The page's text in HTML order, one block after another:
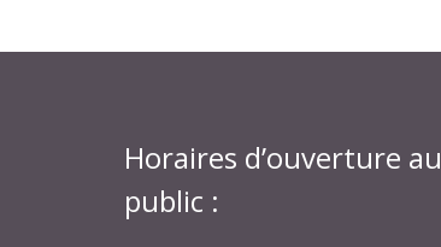
Horaires d’ouverture au
public :